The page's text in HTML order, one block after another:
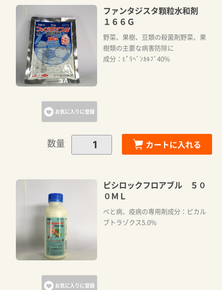
お気に入りに登録
ファンタジスタ顆粒水和剤
１６６Ｇ
野菜、果樹、豆類の殺菌剤野菜、果
樹類の主要な病害防除に
成分：ﾋﾟﾘﾍﾞﾝｶﾙﾌﾞ40%
数量 カートに入れる
お気に入りに登録
ピシロックフロアブル ５０
０ＭＬ
べと病、疫病の専用剤成分：ピカル
ブトラゾクス5.0%